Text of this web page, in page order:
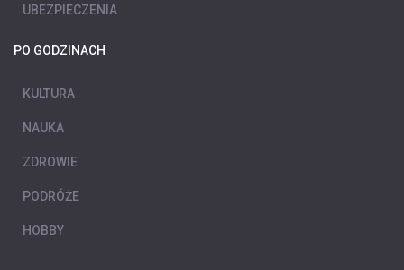
UBEZPIECZENIA
PO GODZINACH
KULTURA
NAUKA
ZDROWIE
PODRÓŻE
HOBBY